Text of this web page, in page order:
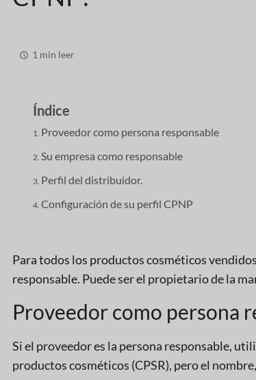
1 min leer
Índice
Proveedor como persona responsable
Su empresa como responsable
Perfil del distribuidor.
Configuración de su perfil CPNP
Para todos los productos cosméticos
responsable. Puede ser el propietario de la
Proveedor como persona
Si el proveedor es la persona responsable,
productos cosméticos (CPSR), pero el